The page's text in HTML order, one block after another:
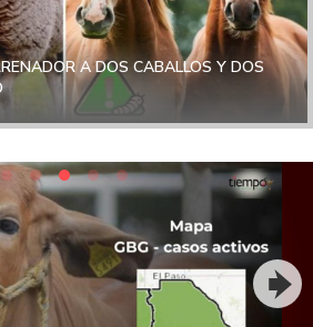
A DOS CABALLOS Y DOS